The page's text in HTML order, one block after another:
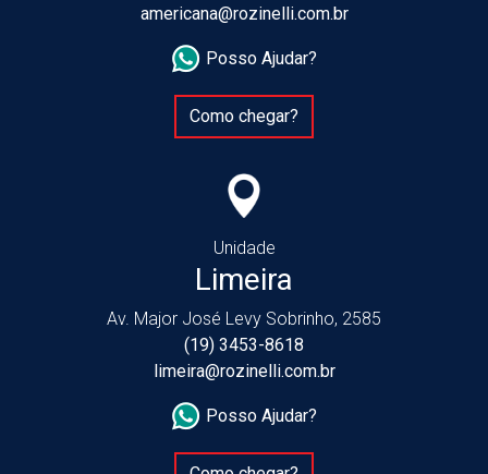
americana@rozinelli.com.br
Posso Ajudar?
Como chegar?
Unidade
Limeira
Av. Major José Levy Sobrinho, 2585
(19) 3453-8618
limeira@rozinelli.com.br
Posso Ajudar?